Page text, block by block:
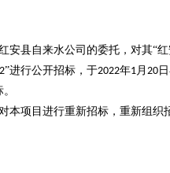
安县自来水公司的委托，对其“
”进行公开招标，于2022年1月 20
项目进行重新招标，重新组织